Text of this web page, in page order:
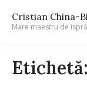
Cristian China-
Mare maestru de